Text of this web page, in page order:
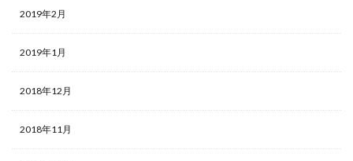
2019年2月
2019年1月
2018年12月
2018年11月